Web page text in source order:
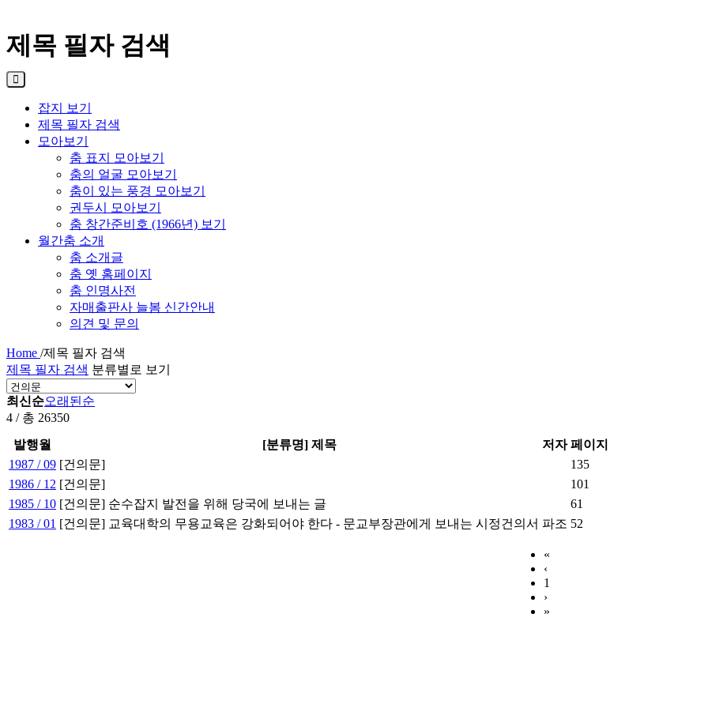
제목 필자 검색
잡지 보기
제목 필자 검색
모아보기
춤 표지 모아보기
춤의 얼굴 모아보기
춤이 있는 풍경 모아보기
권두시 모아보기
춤 창간준비호 (1966년) 보기
월간춤 소개
춤 소개글
춤 옛 홈페이지
춤 인명사전
자매출판사 늘봄 신간안내
의견 및 문의
Home /제목 필자 검색
제목 필자 검색 분류별로 보기
최신순오래된순
4 / 총 26350
발행월
[분류명] 제목 저자 페이지
1987 / 09 [건의문]
135
1986 / 12 [건의문]
101
1985 / 10 [건의문] 순수잡지 발전을 위해 당국에 보내는 글
61
1983 / 01 [건의문] 교육대학의 무용교육은 강화되어야 한다 - 문교부장관에게 보내는 시정건의서 파조 52
«
‹
1
›
»